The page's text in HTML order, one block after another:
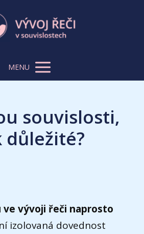
MENU
souvislosti,
důležité?
ve vývoji řeči naprosto
izolovaná dovednost